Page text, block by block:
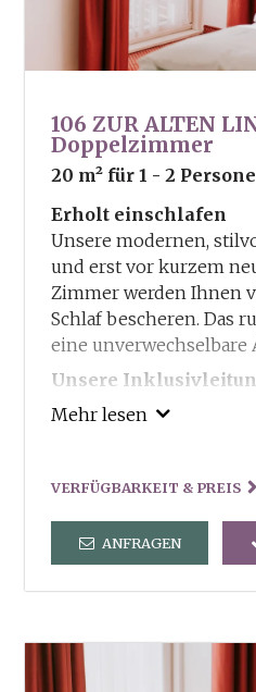
106 ZUR ALTEN
Doppelzimmer
20 m² für 1 - 2
Erholt einschlafen
Unsere modernen,
und erst vor kurzem
Zimmer werden Ihnen
Schlaf bescheren. Das
eine unverwechselbare
Unsere
Guestcard –
und der dorfeigenen
Tennisplatz steht
Verfügung
Verleih von
Wanderrucksack
2x in der Woche
Wanderkarten und
Mehr lesen
VERFÜGBARKEIT & PREIS
ANFRAGEN